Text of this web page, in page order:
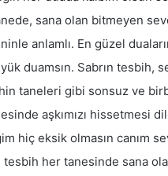
sana olan bitmeyen
anlamlı. En güzel
duamsın. Sabrın tesbih,
taneleri gibi sonsuz ve
aşkımızı hissetmesi
hiç eksik olmasın canım
her tanesinde sana